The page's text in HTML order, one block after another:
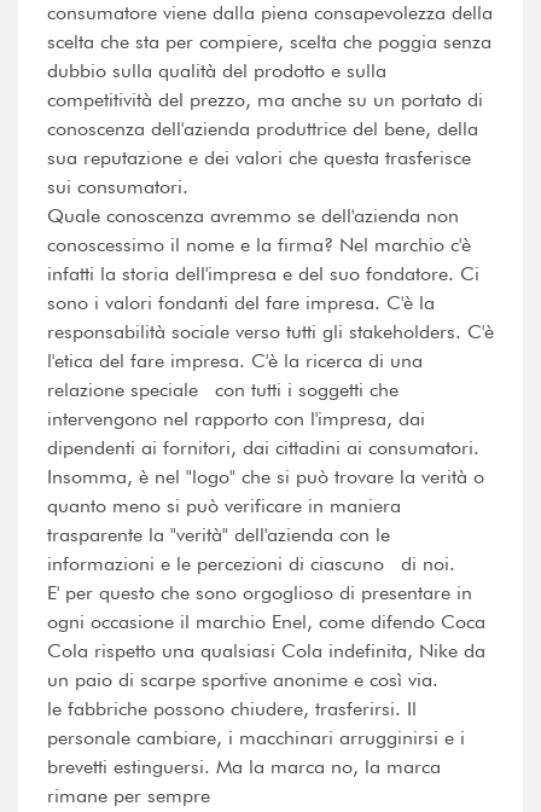
consumatore viene dalla piena consapevolezza della
scelta che sta per compiere, scelta che poggia senza
dubbio sulla qualità del prodotto e sulla
competitività del prezzo, ma anche su un portato di
conoscenza dell'azienda produttrice del bene, della
sua reputazione e dei valori che questa trasferisce
sui consumatori.
Quale conoscenza avremmo se dell'azienda non
conoscessimo il nome e la firma? Nel marchio c'è
infatti la storia dell'impresa e del suo fondatore. Ci
sono i valori fondanti del fare impresa. C'è la
responsabilità sociale verso tutti gli stakeholders. C'è
l'etica del fare impresa. C'è la ricerca di una
relazione speciale con tutti i soggetti che
intervengono nel rapporto con l'impresa, dai
dipendenti ai fornitori, dai cittadini ai consumatori.
Insomma, è nel "logo" che si può trovare la verità o
quanto meno si può verificare in maniera
trasparente la "verità" dell'azienda con le
informazioni e le percezioni di ciascuno di noi.
E' per questo che sono orgoglioso di presentare in
ogni occasione il marchio Enel, come difendo Coca
Cola rispetto una qualsiasi Cola indefinita, Nike da
un paio di scarpe sportive anonime e così via.
le fabbriche possono chiudere, trasferirsi. Il
personale cambiare, i macchinari arrugginirsi e i
brevetti estinguersi. Ma la marca no, la marca
rimane per sempre